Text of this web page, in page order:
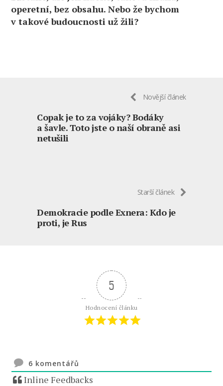
operetní, bez obsahu. Nebo že bychom
v takové budoucnosti už žili?
Novější článek
Copak je to za vojáky? Bodáky
a šavle. Toto jste o naší obraně asi
netušili
Starší článek
Demokracie podle Exnera: Kdo je
proti, je Rus
5
Hodnocení článku
6 komentářů
Inline Feedbacks